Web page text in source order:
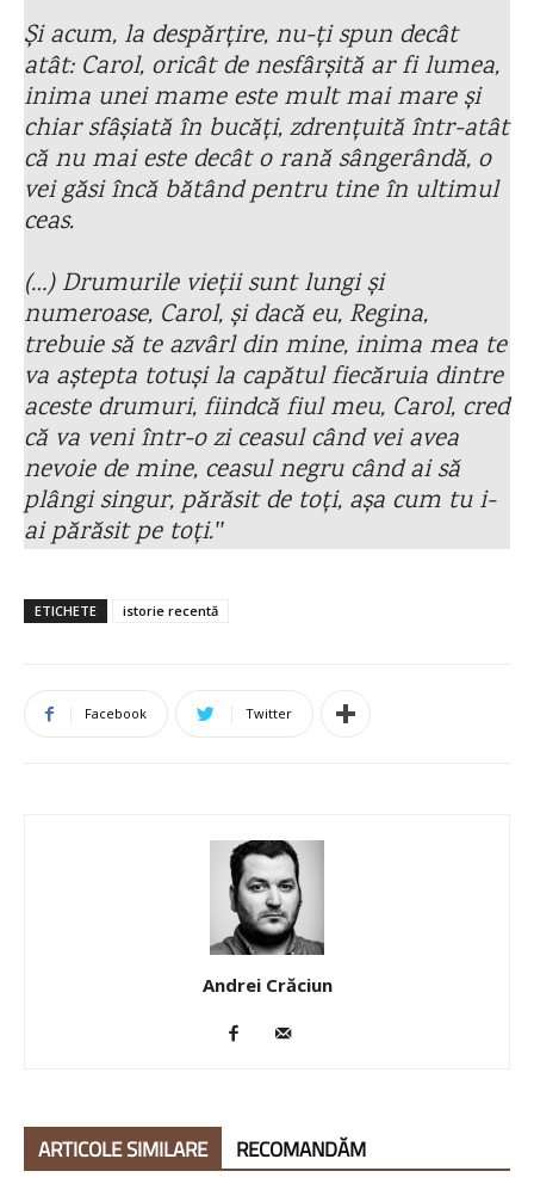
Și acum, la despărțire, nu-ți spun decât
atât: Carol, oricât de nesfârșită ar fi lumea,
inima unei mame este mult mai mare și
chiar sfâșiată în bucăți, zdrențuită într-atât
că nu mai este decât o rană sângerândă, o
vei găsi încă bătând pentru tine în ultimul
ceas.
(…) Drumurile vieții sunt lungi și
numeroase, Carol, și dacă eu, Regina,
trebuie să te azvârl din mine, inima mea te
va aștepta totuși la capătul fiecăruia dintre
aceste drumuri, fiindcă fiul meu, Carol, cred
că va veni într-o zi ceasul când vei avea
nevoie de mine, ceasul negru când ai să
plângi singur, părăsit de toți, așa cum tu i-
ai părăsit pe toți.ʺ
ETICHETE istorie recentă
Facebook Twitter
Andrei Crăciun
ARTICOLE SIMILARE RECOMANDĂM